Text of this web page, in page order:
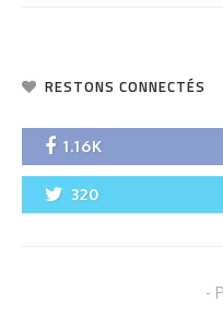
RESTONS CONNECTÉS
1.16K
320
-